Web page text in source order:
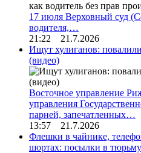
17 июля Верховный суд
водителя,…
21:22 21.7.2026
Ищут хулиганов:
(видео)
Восточное управление
управления
парней, запечатленных…
13:57 21.7.2026
Флешки в чайнике,
шортах: посылки в